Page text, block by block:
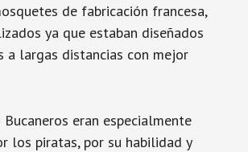
de fabricación francesa,
ya que estaban diseñados
a largas distancias con mejor
eran especialmente
los piratas, por su habilidad y